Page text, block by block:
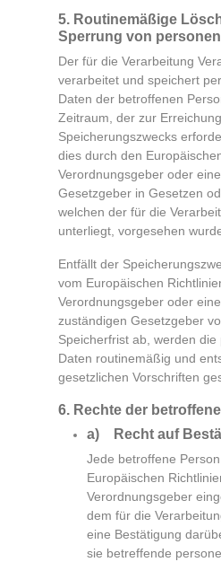
5. Routinemäßige
Sperrung von
Der für die Verarbeitung
verarbeitet und speichert
Daten der betroffenen
Zeitraum, der zur
Speicherungszwecks
dies durch den
Verordnungsgeber oder
Gesetzgeber in Gesetzen
welchen der für die
unterliegt, vorgesehen
Entfällt der
vom Europäischen
Verordnungsgeber oder
zuständigen Gesetzgeber
Speicherfrist ab, werden
Daten routinemäßig und
gesetzlichen Vorschriften
6. Rechte der
a) Recht auf
Jede betroffene
Europäischen
Verordnungsgeber
dem für die
eine Bestätigung
sie betreffende